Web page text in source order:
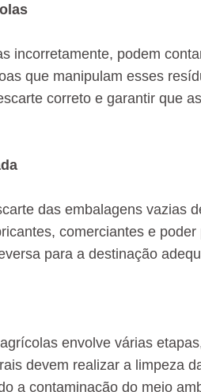
incorretamente, podem
que manipulam esses
correto e garantir que
das embalagens vazias
comerciantes e
para a destinação
envolve várias
devem realizar a limpeza
a contaminação do meio